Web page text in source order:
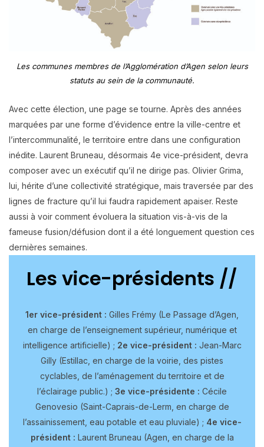
Les communes membres de l’Agglomération d’Agen selon leurs
statuts au sein de la communauté.
Avec cette élection, une page se tourne. Après des années
marquées par une forme d’évidence entre la ville-centre et
l’intercommunalité, le territoire entre dans une configuration
inédite. Laurent Bruneau, désormais 4e vice-président, devra
composer avec un exécutif qu’il ne dirige pas. Olivier Grima,
lui, hérite d’une collectivité stratégique, mais traversée par des
lignes de fracture qu’il lui faudra rapidement apaiser. Reste
aussi à voir comment évoluera la situation vis-à-vis de la
fameuse fusion/défusion dont il a été longuement question ces
dernières semaines.
Les vice-présidents //
1er vice-président : Gilles Frémy (Le Passage d’Agen,
en charge de l’enseignement supérieur, numérique et
intelligence artificielle) ; 2e vice-président : Jean-Marc
Gilly (Estillac, en charge de la voirie, des pistes
cyclables, de l’aménagement du territoire et de
l’éclairage public.) ; 3e vice-présidente : Cécile
Genovesio (Saint-Caprais-de-Lerm, en charge de
l’assainissement, eau potable et eau pluviale) ; 4e vice-
président : Laurent Bruneau (Agen, en charge de la